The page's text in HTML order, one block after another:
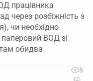
працівника
через розбіжність з
чи необхідно
ВОД зі
обидва
5